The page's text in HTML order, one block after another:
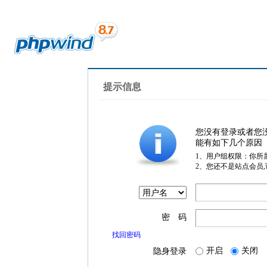
提示信息
您没有登录或者您
能有如下几个原因
1、用户组权限：你所
2、您还不是站点会员
密 码
找回密码
隐身登录 开启 关闭